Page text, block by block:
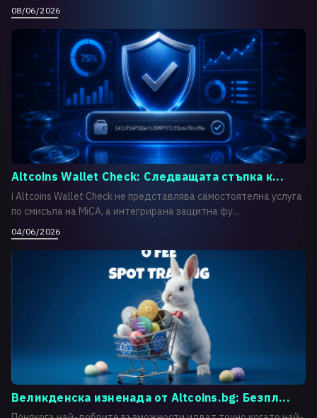
08/06/2026
Altcoins Wallet Check: Следващата стъпка к...
i Altcoins Wallet Check не представлява самостоятелна услуга
по смисъла на MiCA, а интегрирана защитна фу...
04/06/2026
Великденска изненада от Altcoins.bg: Безпл...